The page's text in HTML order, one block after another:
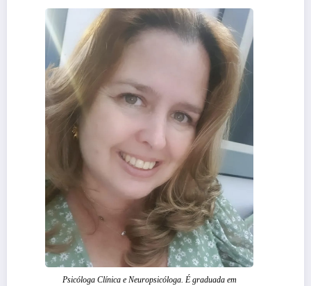
Psicóloga Clínica e Neuropsicóloga. É graduada em